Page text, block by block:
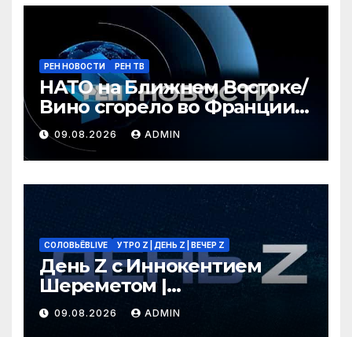
РЕН НОВОСТИ РЕН ТВ
НАТО на Ближнем Востоке/
Вино сгорело во Франции /
Ядовитые пауки в РФ/ РЕН
Новости 12:30, 09.08.2026
09.08.2026 ADMIN
СОЛОВЬЁВLIVE УТРО Z | ДЕНЬ Z | ВЕЧЕР Z
День Z с Иннокентием
Шереметом |
СОЛОВЬЁВLIVE | 9 августа
2026 года
09.08.2026 ADMIN